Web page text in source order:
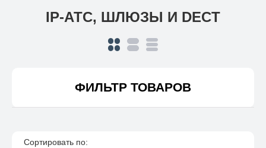
IP-АТС, ШЛЮЗЫ И DECT
ФИЛЬТР ТОВАРОВ
Сортировать по: